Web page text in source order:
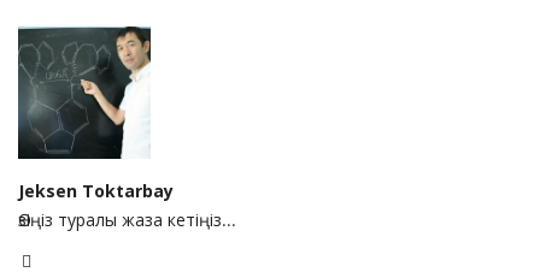
Jeksen Toktarbay
Өзіңіз туралы жаза кетіңіз...